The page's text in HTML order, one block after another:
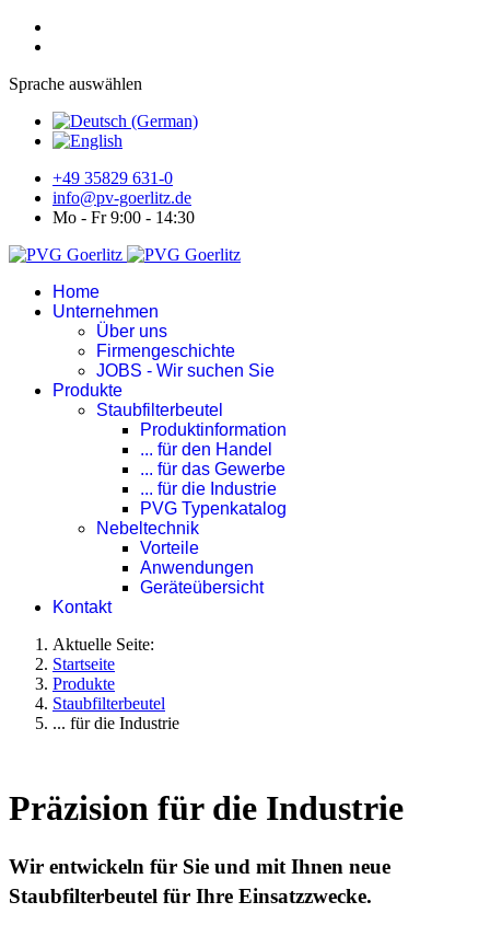
Sprache auswählen
+49 35829 631-0
info@pv-goerlitz.de
Mo - Fr 9:00 - 14:30
Home
Unternehmen
Über uns
Firmengeschichte
JOBS - Wir suchen Sie
Produkte
Staubfilterbeutel
Produktinformation
... für den Handel
... für das Gewerbe
... für die Industrie
PVG Typenkatalog
Nebeltechnik
Vorteile
Anwendungen
Geräteübersicht
Kontakt
Aktuelle Seite:
Startseite
Produkte
Staubfilterbeutel
... für die Industrie
Präzision für die Industrie
Wir entwickeln für Sie und mit Ihnen neue
Staubfilterbeutel für Ihre Einsatzzwecke.